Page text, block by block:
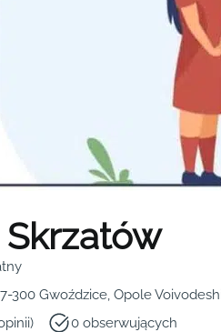
Skrzatów
300 Gwoździce, Opole
0 obserwujących